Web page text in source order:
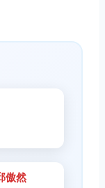
傲然